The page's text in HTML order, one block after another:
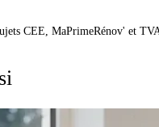
CEE, MaPrimeRénov' et